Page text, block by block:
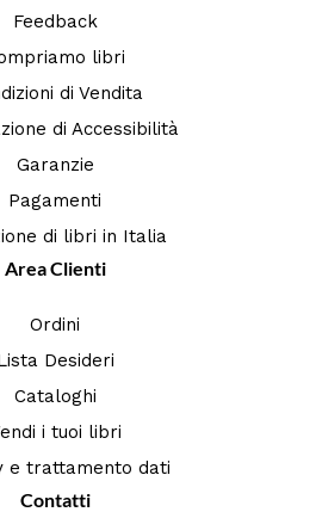
Feedback
libri
di Vendita
di Accessibilità
Garanzie
Pagamenti
di libri in Italia
Area Clienti
Ordini
Desideri
Cataloghi
i tuoi libri
e trattamento dati
Contatti